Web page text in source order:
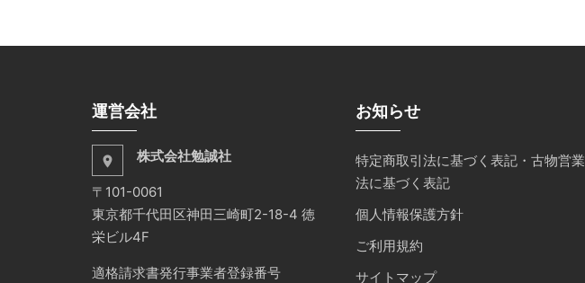
運営会社
place 株式会社勉誠社
〒101-0061
東京都千代田区神田三崎町2-18-4 徳
栄ビル4F
適格請求書発行事業者登録番号
お知らせ
特定商取引法に基づく表記・古物営業
法に基づく表記
個人情報保護方針
ご利用規約
サイトマップ